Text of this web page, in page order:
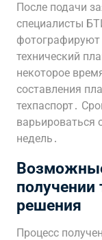
После подачи
специалисты
технический
некоторое
составления
техпаспорт․
варьироваться
недель․
получении
решения
Процесс